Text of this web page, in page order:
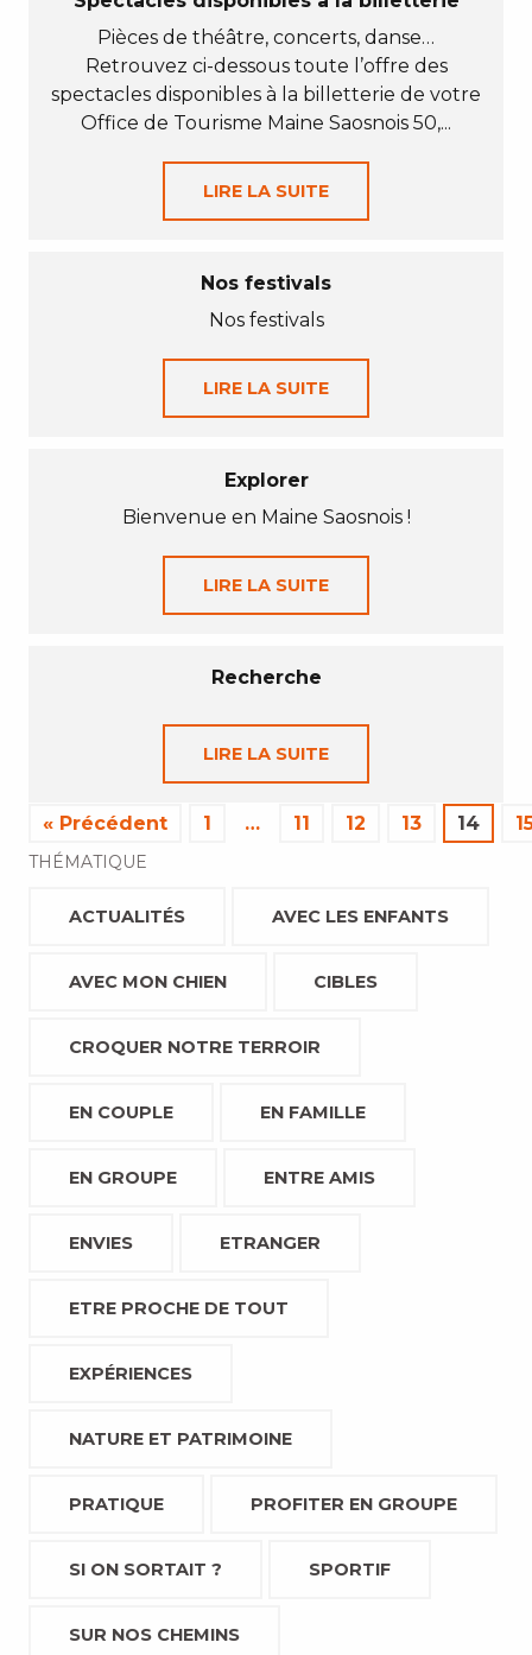
Pièces de théâtre, concerts, danse…
Retrouvez ci-dessous toute l’offre des
spectacles disponibles à la billetterie de votre
Office de Tourisme Maine Saosnois 50,...
LIRE LA SUITE
Nos festivals
Nos festivals
LIRE LA SUITE
Explorer
Bienvenue en Maine Saosnois !
LIRE LA SUITE
Recherche
LIRE LA SUITE
« Précédent 1 … 11 12 13 14
THÉMATIQUE
ACTUALITÉS AVEC LES ENFANTS
AVEC MON CHIEN CIBLES
CROQUER NOTRE TERROIR
EN COUPLE EN FAMILLE
EN GROUPE ENTRE AMIS
ENVIES ETRANGER
ETRE PROCHE DE TOUT
EXPÉRIENCES
NATURE ET PATRIMOINE
PRATIQUE PROFITER EN GROUPE
SI ON SORTAIT ? SPORTIF
SUR NOS CHEMINS